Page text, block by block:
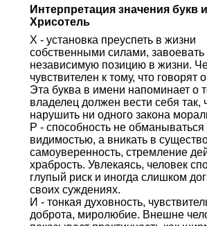
Интерпретация значения букв
Хрисотель
Х - установка преуспеть в жизни
собственными силами, завоевать
независимую позицию в жизни.
чувствителен к тому, что говорят
Эта буква в имени напоминает о
владелец должен вести себя так,
нарушить ни одного закона
Р - способность не обманываться
видимостью, а вникать в
самоуверенность, стремление
храбрость. Увлекаясь, человек
глупый риск и иногда слишком
своих суждениях.
И - тонкая духовность,
доброта, миролюбие. Внешне